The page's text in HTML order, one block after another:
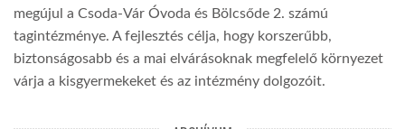
megújul a Csoda-Vár Óvoda és Bölcsőde 2. számú
tagintézménye. A fejlesztés célja, hogy korszerűbb,
biztonságosabb és a mai elvárásoknak megfelelő környezet
várja a kisgyermekeket és az intézmény dolgozóit.